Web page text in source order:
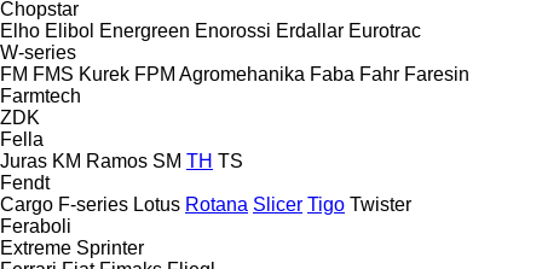
Chopstar
Elho Elibol Energreen Enorossi Erdallar Eurotrac
W-series
FM FMS Kurek FPM Agromehanika Faba Fahr Faresin
Farmtech
ZDK
Fella
Juras KM Ramos SM TH TS
Fendt
Cargo F-series Lotus Rotana Slicer Tigo Twister
Feraboli
Extreme Sprinter